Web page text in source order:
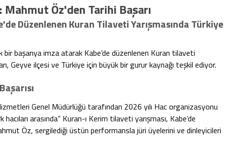
Öz'den Tarihi Başarı
Düzenlenen Kuran Tilaveti Yarışmasında Türkiye
başarıya imza atarak Kabe’de düzenlenen Kuran tilaveti
Geyve ilçesi ve Türkiye için büyük bir gurur kaynağı teşkil ediyor.
Genel Müdürlüğü tarafından 2026 yılı Hac organizasyonu
arasında” Kuran-ı Kerim tilaveti yarışması, Kabe’de
Öz, sergilediği üstün performansla jüri üyelerini ve dinleyicileri